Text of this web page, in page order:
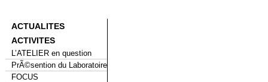
ACTUALITES
ACTIVITES
L’ATELIER en question
PrÃ©sention du Laboratoire
FOCUS